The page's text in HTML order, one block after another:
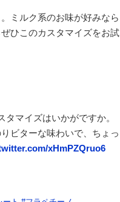
ミルク系のお味が好みなら
ひこのカスタマイズをお試
マイズはいかがですか。
ビターな味わいで、ちょっ
xHmPZQruo6